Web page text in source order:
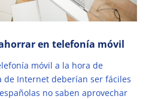
en telefonía móvil
móvil a la hora de
Internet deberían ser fáciles
no saben aprovechar